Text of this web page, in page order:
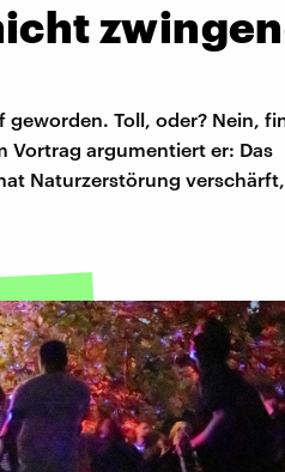
Toll, oder? Nein,
Vortrag argumentiert er: Das
Naturzerstörung